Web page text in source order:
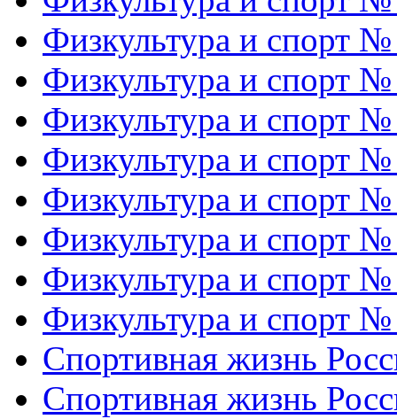
Физкультура и спорт
Физкультура и спорт
Физкультура и спорт
Физкультура и спорт
Физкультура и спорт
Физкультура и спорт
Физкультура и спорт
Физкультура и спорт
Спортивная жизнь
Спортивная жизнь